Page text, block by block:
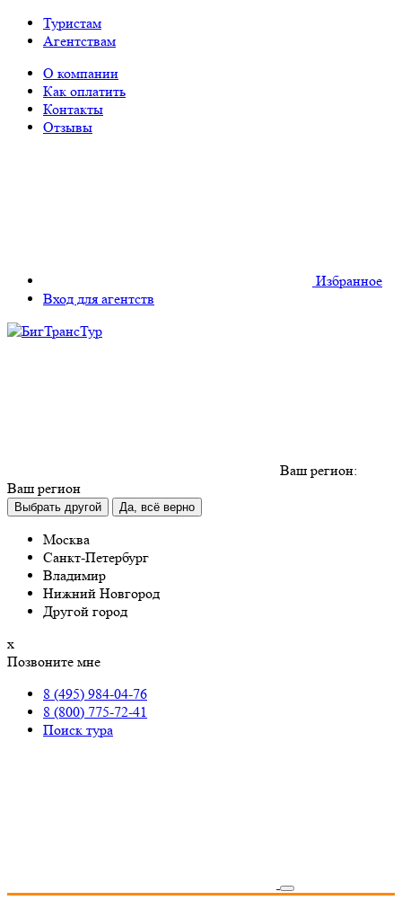
Туристам
Агентствам
О компании
Как оплатить
Контакты
Отзывы
Избранное
Вход для агентств
Ваш регион:
Ваш регион
Выбрать другой Да, всё верно
Москва
Санкт-Петербург
Владимир
Нижний Новгород
Другой город
х
Позвоните мне
8 (495) 984-04-76
8 (800) 775-72-41
Поиск тура